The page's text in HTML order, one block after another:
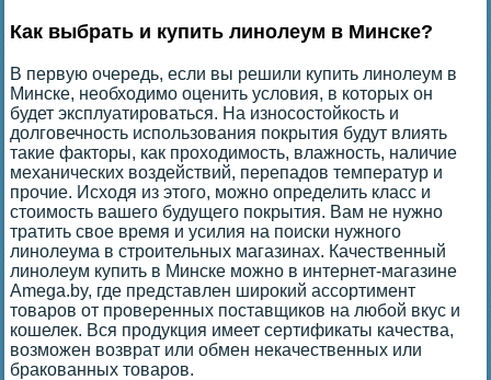
Как выбрать и купить линолеум в Минске?
В первую очередь, если вы решили купить линолеум в
Минске, необходимо оценить условия, в которых он
будет эксплуатироваться. На износостойкость и
долговечность использования покрытия будут влиять
такие факторы, как проходимость, влажность, наличие
механических воздействий, перепадов температур и
прочие. Исходя из этого, можно определить класс и
стоимость вашего будущего покрытия. Вам не нужно
тратить свое время и усилия на поиски нужного
линолеума в строительных магазинах. Качественный
линолеум купить в Минске можно в интернет-магазине
Amega.by, где представлен широкий ассортимент
товаров от проверенных поставщиков на любой вкус и
кошелек. Вся продукция имеет сертификаты качества,
возможен возврат или обмен некачественных или
бракованных товаров.